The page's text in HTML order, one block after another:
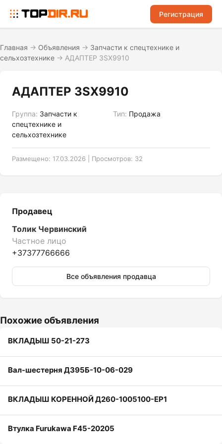
Регистрация
Главная → Объявления → Запчасти к спецтехнике и
сельхозтехнике → АДАПТЕР 3SХ9910
АДАПТЕР 3SХ9910
Группа: Запчасти к
спецтехнике и
сельхозтехнике
Тип: Продажа
Размещено: 17.03.2026 | Просмотров: 32
Продавец
Толик Червинский
Частное лицо
+37377766666
Все объявления продавца
Похожие объявления
ВКЛАДЫШ 50-21-273
Вал-шестерня ДЗ95Б-10-06-029
ВКЛАДЫШ КОРЕННОЙ Д260-1005100-ЕР1
Втулка Furukawa F45-20205